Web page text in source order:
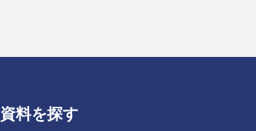
資料を探す